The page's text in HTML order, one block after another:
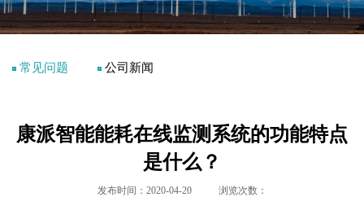
常见问题 公司新闻
康派智能能耗在线监测系统的功能特点
是什么？
发布时间：2020-04-20 浏览次数：